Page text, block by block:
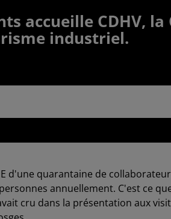
accueille CDHV, la
industriel.
d'une quarantaine de
annuellement. C'est ce
cru dans la présentation aux